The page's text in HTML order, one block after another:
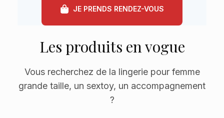
JE PRENDS RENDEZ-VOUS
Les produits en vogue
Vous recherchez de la lingerie pour femme
grande taille, un sextoy, un accompagnement
?